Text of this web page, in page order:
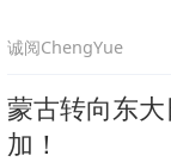
诚阅ChengYue
蒙古转向东
加！